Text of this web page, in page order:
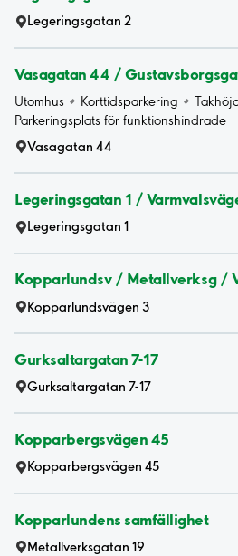
Legeringsgatan 2
Vasagatan 44 /
Utomhus Korttidsparkering
Parkeringsplats för funktionshindrade
Vasagatan 44
Legeringsgatan 1 /
Legeringsgatan 1
Kopparlundsv / Metallverksg /
Kopparlundsvägen 3
Gurksaltargatan 7-17
Gurksaltargatan 7-17
Kopparbergsvägen 45
Kopparbergsvägen 45
Kopparlundens samfällighet
Metallverksgatan 19